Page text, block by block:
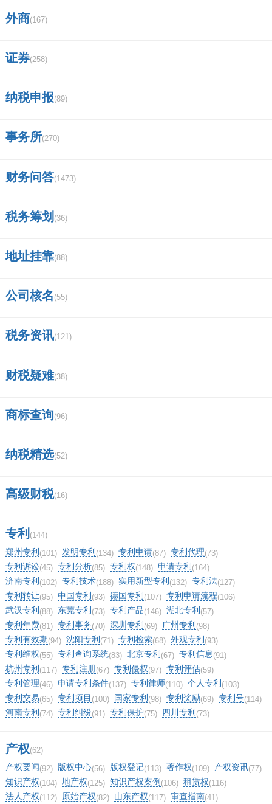
外商(167)
证券(258)
纳税申报(89)
事务所(270)
财务问答(1473)
税务筹划 (36)
地址挂靠(88)
公司核名 (55)
税务资讯(121)
财税疑难(38)
商标查询(96)
纳税精选(52)
高级财税(16)
专利 (144)
郑州专利 (101) 发明专利 (134) 专利申请(87) 专利代理(73)
专利诉讼(45) 专利分析(85) 专利权(148) 申请专利 (164)
济南专利 (102) 专利技术(188) 实用新型专利 (132) 专利法(127)
专利转让(95) 中国专利 (93) 德国专利 (107) 专利申请流程(106)
武汉专利 (88) 东莞专利 (73) 专利产品(146) 湖北专利 (57)
专利年费(81) 专利事务(70) 深圳专利 (69) 广州专利 (98)
专利有效期(94) 沈阳专利 (71) 专利检索(68) 外观专利 (93)
专利维权(55) 专利查询系统(83) 北京专利 (67) 专利信息(91)
杭州专利 (117) 专利注册(67) 专利侵权(97) 专利评估(59)
专利管理(46) 申请专利条件(137) 专利律师(110) 个人专利 (103)
专利交易(65) 专利项目 (100) 国家专利 (98) 专利奖励(69) 专利号(114)
河南专利 (74) 专利纠纷(91) 专利保护(75) 四川专利 (73)
产权(62)
产权要闻(92) 版权中心(56) 版权登记(113) 著作权(109) 产权资讯(77)
知识产权(104) 地产权(125) 知识产权案例 (106) 租赁权(116)
法人产权(112) 原始产权(82) 山东产权(117) 审查指南(41)